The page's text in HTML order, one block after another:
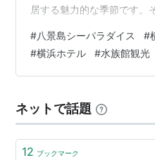
居する魅力的な季節です。
られており、特に夏は涼し
アトラクションが充実して
も無理なく楽しめる環境が
の八景島シーパラダイス観
性が良い神奈川県内の宿泊
#八景島シーパラダイス #
#横浜ホテル #水族館観光
ネットで話題
12 ブックマーク